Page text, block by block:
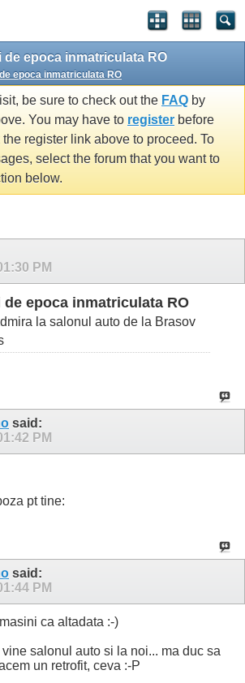
de epoca inmatriculata RO
epoca inmatriculata RO
be sure to check out the FAQ by
You may have to register before
register link above to proceed. To
select the forum that you want to
below.
PM
de epoca inmatriculata RO
la salonul auto de la Brasov
said:
PM
pt tine:
said:
PM
ca altadata :-)
salonul auto si la noi... ma duc sa
un retrofit, ceva :-P